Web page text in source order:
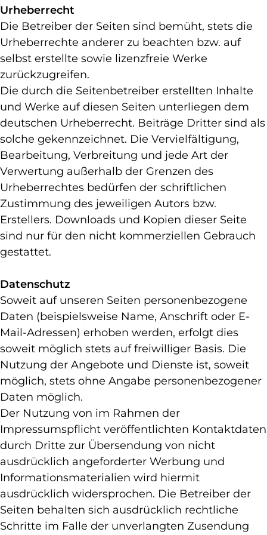
Urheberrecht
Die Betreiber der Seiten sind bemüht, stets die
Urheberrechte anderer zu beachten bzw. auf
selbst erstellte sowie lizenzfreie Werke
zurückzugreifen.
Die durch die Seitenbetreiber erstellten Inhalte
und Werke auf diesen Seiten unterliegen dem
deutschen Urheberrecht. Beiträge Dritter sind als
solche gekennzeichnet. Die Vervielfältigung,
Bearbeitung, Verbreitung und jede Art der
Verwertung außerhalb der Grenzen des
Urheberrechtes bedürfen der schriftlichen
Zustimmung des jeweiligen Autors bzw.
Erstellers. Downloads und Kopien dieser Seite
sind nur für den nicht kommerziellen Gebrauch
gestattet.
Datenschutz
Soweit auf unseren Seiten personenbezogene
Daten (beispielsweise Name, Anschrift oder E-
Mail-Adressen) erhoben werden, erfolgt dies
soweit möglich stets auf freiwilliger Basis. Die
Nutzung der Angebote und Dienste ist, soweit
möglich, stets ohne Angabe personenbezogener
Daten möglich.
Der Nutzung von im Rahmen der
Impressumspflicht veröffentlichten Kontaktdaten
durch Dritte zur Übersendung von nicht
ausdrücklich angeforderter Werbung und
Informationsmaterialien wird hiermit
ausdrücklich widersprochen. Die Betreiber der
Seiten behalten sich ausdrücklich rechtliche
Schritte im Falle der unverlangten Zusendung